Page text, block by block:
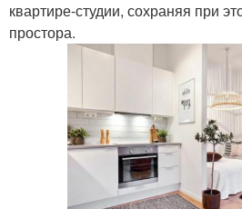
квартире-студии, сохраняя при
простора.